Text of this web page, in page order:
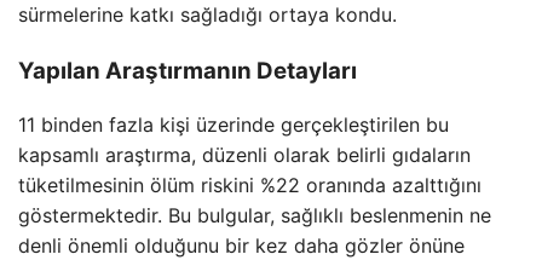
sürmelerine katkı sağladığı ortaya kondu.
Yapılan Araştırmanın Detayları
11 binden fazla kişi üzerinde gerçekleştirilen bu
kapsamlı araştırma, düzenli olarak belirli gıdaların
tüketilmesinin ölüm riskini %22 oranında azalttığını
göstermektedir. Bu bulgular, sağlıklı beslenmenin ne
denli önemli olduğunu bir kez daha gözler önüne